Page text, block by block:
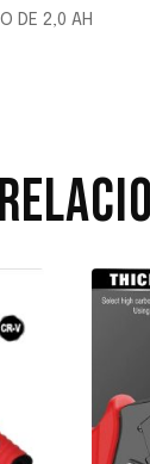
DE 2,0 AH